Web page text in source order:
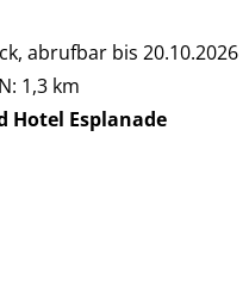
abrufbar bis 20.10.2026
1,3 km
Hotel Esplanade